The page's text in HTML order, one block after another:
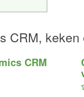
CRM, keken
CRM